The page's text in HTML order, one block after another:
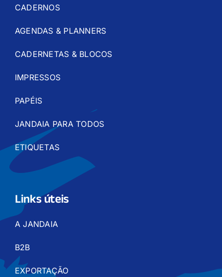
CADERNOS
AGENDAS & PLANNERS
CADERNETAS & BLOCOS
IMPRESSOS
PAPÉIS
JANDAIA PARA TODOS
ETIQUETAS
Links úteis
A JANDAIA
B2B
EXPORTAÇÃO